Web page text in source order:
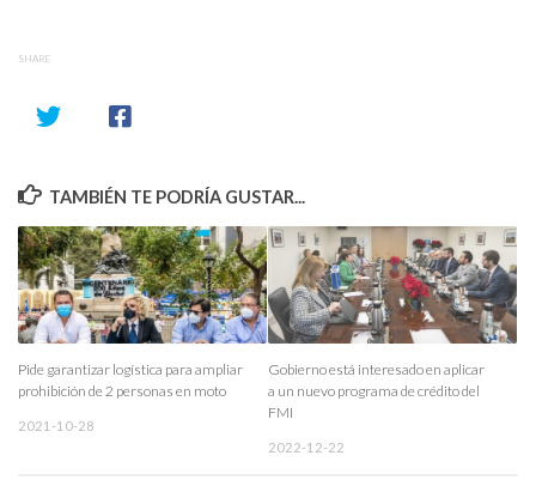
SHARE
TAMBIÉN TE PODRÍA GUSTAR...
Pide garantizar logística para ampliar
prohibición de 2 personas en moto
2021-10-28
Gobierno está interesado en aplicar
a un nuevo programa de crédito del
FMI
2022-12-22